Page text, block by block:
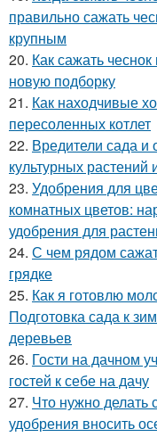
правильно сажать
крупным
20. Как сажать
новую подборку
21. Как находчивые
пересоленных котлет
22. Вредители сада и
культурных
23. Удобрения для
комнатных цветов:
удобрения для
24. С чем рядом
грядке
25. Как я готовлю
Подготовка сада к
деревьев
26. Гости на дачном
гостей к себе на дачу
27. Что нужно делать
удобрения вносить